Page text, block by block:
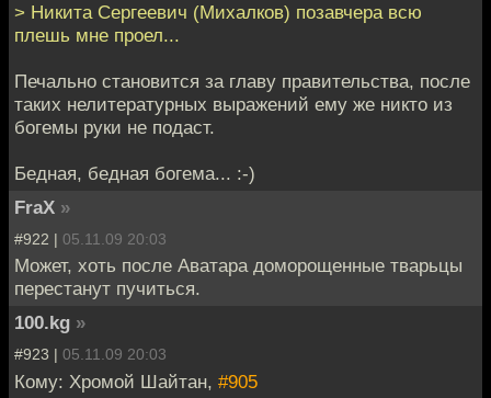
> Никита Сергеевич (Михалков) позавчера всю
плешь мне проел...
Печально становится за главу правительства, после
таких нелитературных выражений ему же никто из
богемы руки не подаст.
Бедная, бедная богема... :-)
FraX »
#922 | 05.11.09 20:03
Может, хоть после Аватара доморощенные тварьцы
перестанут пучиться.
100.kg »
#923 | 05.11.09 20:03
Кому: Хромой Шайтан, #905